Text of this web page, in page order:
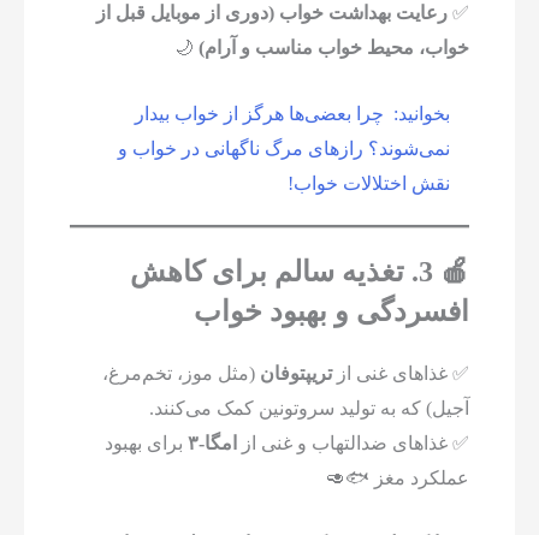
✅رعایت بهداشت خواب (دوری از موبایل قبل از
خواب، محیط خواب مناسب و آرام) 🌙
بخوانید: چرا بعضی‌ها هرگز از خواب بیدار
نمی‌شوند؟ رازهای مرگ ناگهانی در خواب و
نقش اختلالات خواب!
🍎 3. تغذیه سالم برای کاهش
افسردگی و بهبود خواب
✅ غذاهای غنی ازتریپتوفان (مثل موز، تخم‌مرغ،
آجیل) که به تولید سروتونین کمک می‌کنند.
✅ غذاهای ضدالتهاب و غنی از
امگا-۳
برای بهبود
عملکرد مغز 🐟🥑